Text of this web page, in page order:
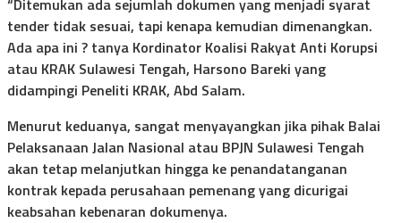
tender tidak sesuai, tapi kenapa kemudian dimenangkan.
Ada apa ini ? tanya Kordinator Koalisi Rakyat Anti Korupsi
atau KRAK Sulawesi Tengah, Harsono Bareki yang
didampingi Peneliti KRAK, Abd Salam.
Menurut keduanya, sangat menyayangkan jika pihak Balai
Pelaksanaan Jalan Nasional atau BPJN Sulawesi Tengah
akan tetap melanjutkan hingga ke penandatanganan
kontrak kepada perusahaan pemenang yang dicurigai
keabsahan kebenaran dokumenya.